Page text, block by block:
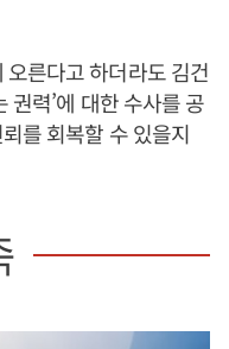
오른다고 하더라도 김건
권력’에 대한 수사를 공
를 회복할 수 있을지